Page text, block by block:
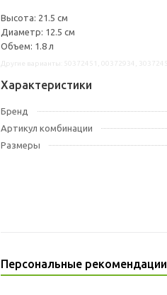
Высота: 21.5 см
Диаметр: 12.5 см
Объем: 1.8 л
Характеристики
Бренд
Артикул комбинации
Размеры
Персональные рекомендации